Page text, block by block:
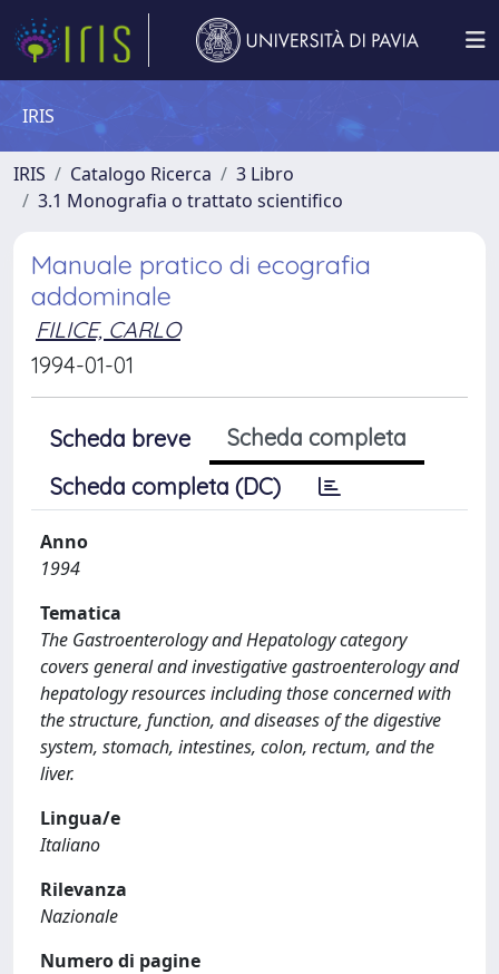
IRIS
IRIS Catalogo Ricerca
3 Libro
3.1 Monografia o trattato scientifico
Manuale pratico di ecografia
addominale
FILICE, CARLO
1994-01-01
Scheda breve
Scheda completa
Scheda completa (DC)
Anno
1994
Tematica
The Gastroenterology and Hepatology category
covers general and investigative gastroenterology and
hepatology resources including those concerned with
the structure, function, and diseases of the digestive
system, stomach, intestines, colon, rectum, and the
liver.
Lingua/e
Italiano
Rilevanza
Nazionale
Numero di pagine